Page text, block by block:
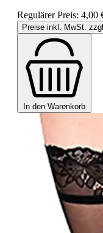
Regulärer Preis: 4,00
Preise inkl. MwSt.
In den Warenkorb